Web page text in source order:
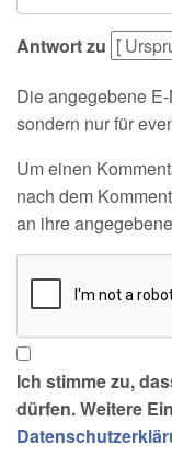
Antwort zu
Die angegebene
sondern nur für
Um einen
nach dem
an ihre
Ich stimme zu,
dürfen. Weitere